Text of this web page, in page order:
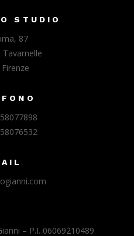
STUDIO
87
Tavarnelle
– P.I. 06069210489